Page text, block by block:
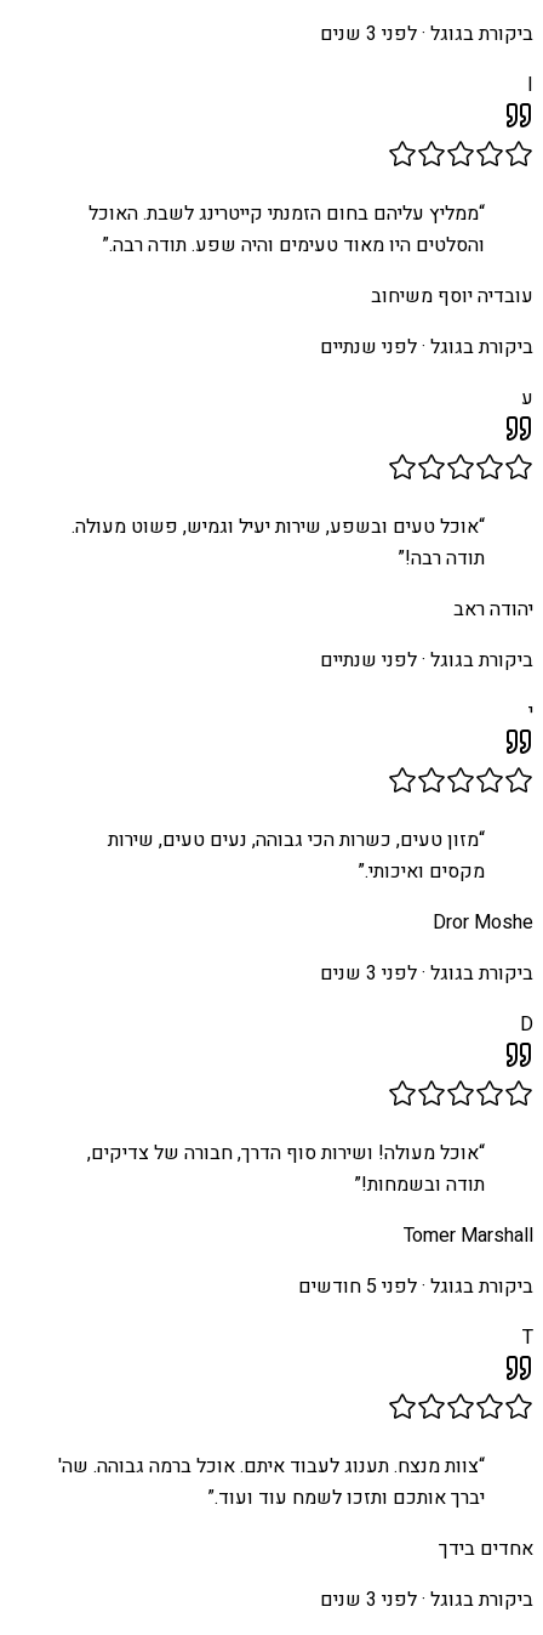
ביקורת בגוגל ·לפני 3 שנים
I
“ממליץ עליהם בחום הזמנתי קייטרינג לשבת. האוכל
והסלטים היו מאוד טעימים והיה שפע. תודה רבה.”
עובדיה יוסף משיחוב
ביקורת בגוגל ·לפני שנתיים
ע
“אוכל טעים ובשפע, שירות יעיל וגמיש, פשוט מעולה.
תודה רבה!”
יהודה ראב
ביקורת בגוגל ·לפני שנתיים
י
“מזון טעים, כשרות הכי גבוהה, נעים טעים, שירות
מקסים ואיכותי.”
Dror Moshe
ביקורת בגוגל ·לפני 3 שנים
D
“אוכל מעולה! ושירות סוף הדרך, חבורה של צדיקים,
תודה ובשמחות!”
Tomer Marshall
ביקורת בגוגל ·לפני 5 חודשים
T
“צוות מנצח. תענוג לעבוד איתם. אוכל ברמה גבוהה. שה'
יברך אותכם ותזכו לשמח עוד ועוד.”
אחדים בידך
ביקורת בגוגל ·לפני 3 שנים